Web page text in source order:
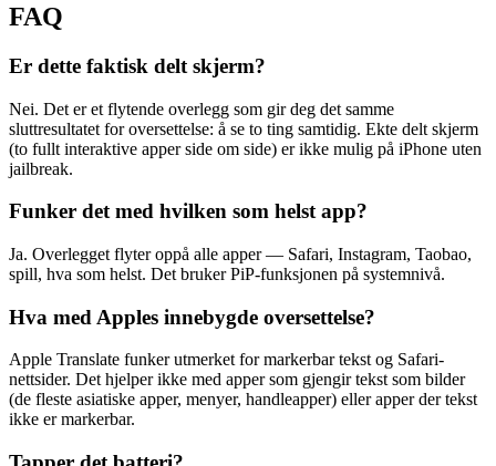
FAQ
Er dette faktisk delt skjerm?
Nei. Det er et flytende overlegg som gir deg det samme
sluttresultatet for oversettelse: å se to ting samtidig. Ekte delt skjerm
(to fullt interaktive apper side om side) er ikke mulig på iPhone uten
jailbreak.
Funker det med hvilken som helst app?
Ja. Overlegget flyter oppå alle apper — Safari, Instagram, Taobao,
spill, hva som helst. Det bruker PiP-funksjonen på systemnivå.
Hva med Apples innebygde oversettelse?
Apple Translate funker utmerket for markerbar tekst og Safari-
nettsider. Det hjelper ikke med apper som gjengir tekst som bilder
(de fleste asiatiske apper, menyer, handleapper) eller apper der tekst
ikke er markerbar.